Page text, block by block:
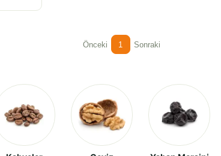
Önceki 1 Sonraki